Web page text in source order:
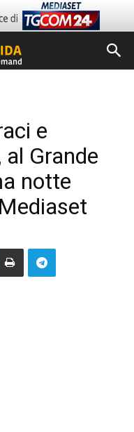
e
Grande
notte